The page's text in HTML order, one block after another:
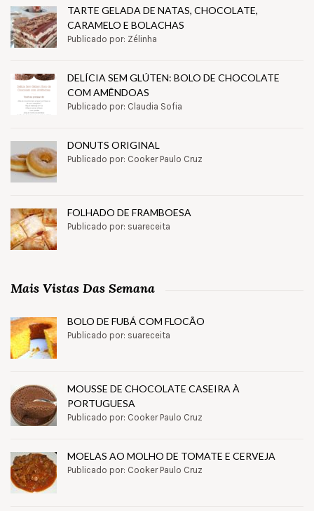
TARTE GELADA DE NATAS, CHOCOLATE,
CARAMELO E BOLACHAS
Publicado por: Zélinha
DELÍCIA SEM GLÚTEN: BOLO DE CHOCOLATE
COM AMÊNDOAS
Publicado por: Claudia Sofia
DONUTS ORIGINAL
Publicado por: Cooker Paulo Cruz
FOLHADO DE FRAMBOESA
Publicado por: suareceita
Mais Vistas Das Semana
BOLO DE FUBÁ COM FLOCÃO
Publicado por: suareceita
MOUSSE DE CHOCOLATE CASEIRA À
PORTUGUESA
Publicado por: Cooker Paulo Cruz
MOELAS AO MOLHO DE TOMATE E CERVEJA
Publicado por: Cooker Paulo Cruz